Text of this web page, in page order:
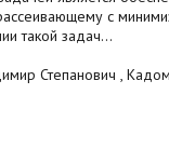
с
такой задач...
Степанович ,